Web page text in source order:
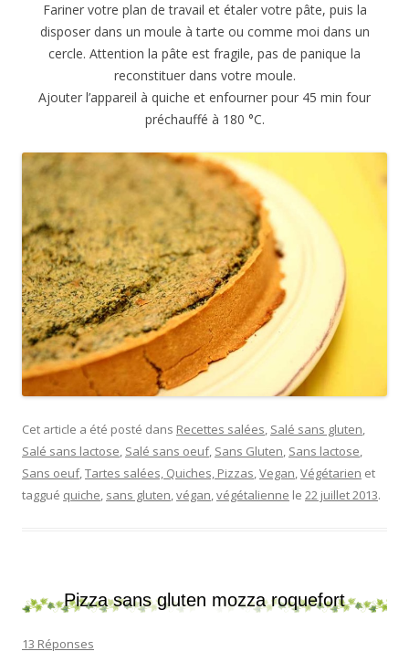
Fariner votre plan de travail et étaler votre pâte, puis la
disposer dans un moule à tarte ou comme moi dans un
cercle. Attention la pâte est fragile, pas de panique la
reconstituer dans votre moule.
Ajouter l’appareil à quiche et enfourner pour 45 min four
préchauffé à 180 °C.
Cet article a été posté dans Recettes salées, Salé sans gluten,
Salé sans lactose, Salé sans oeuf, Sans Gluten, Sans lactose,
Sans oeuf,Tartes salées, Quiches, Pizzas,Vegan,Végétarien et
taggué quiche, sans gluten,végan,végétalienne le 22 juillet 2013.
Pizza sans gluten mozza roquefort
13 Réponses